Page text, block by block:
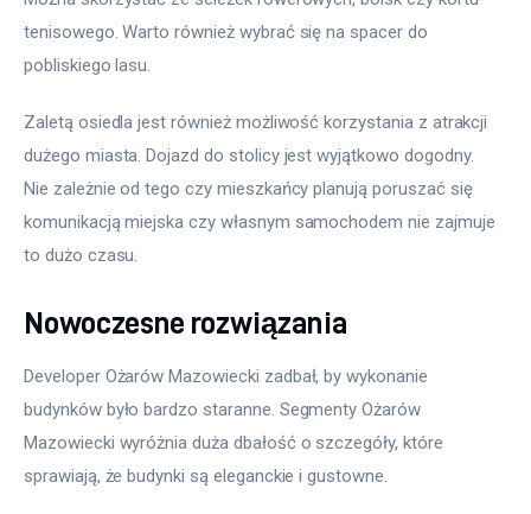
tenisowego. Warto również wybrać się na spacer do
pobliskiego lasu.
Zaletą osiedla jest również możliwość korzystania z atrakcji
dużego miasta. Dojazd do stolicy jest wyjątkowo dogodny.
Nie zależnie od tego czy mieszkańcy planują poruszać się
komunikacją miejska czy własnym samochodem nie zajmuje
to dużo czasu.
Nowoczesne rozwiązania
Developer Ożarów Mazowiecki zadbał, by wykonanie
budynków było bardzo staranne. Segmenty Ożarów
Mazowiecki wyróżnia duża dbałość o szczegóły, które
sprawiają, że budynki są eleganckie i gustowne.